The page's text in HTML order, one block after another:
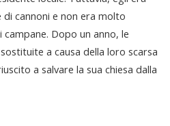
cannoni e non era molto
Dopo un anno, le
a causa della loro scarsa
a salvare la sua chiesa dalla